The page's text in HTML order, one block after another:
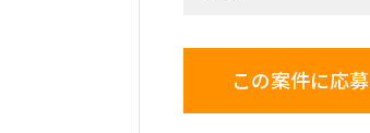
■ 想定業務内容（例）
この案件に応募